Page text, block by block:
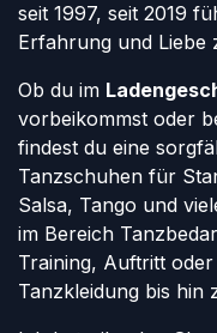
seit 1997, seit 2019
Erfahrung und Liebe
Ob du im
vorbeikommst oder
findest du eine
Tanzschuhen für
Salsa, Tango und
im Bereich
Training, Auftritt
Tanzkleidung bis hin